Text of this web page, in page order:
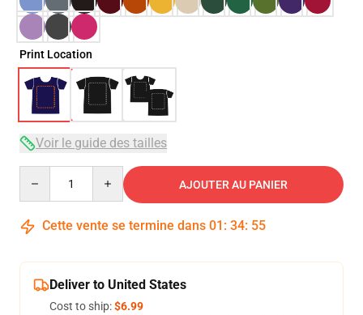
Print Location
Voir le guide des tailles
AJOUTER AU PANIER
Cette vente se termine dans 01 : 34: 54
Deliver to United States
Cost to ship:$6.99